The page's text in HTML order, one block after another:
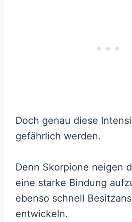
Doch genau diese
gefährlich werden.
Denn Skorpione neigen
eine starke Bindung
ebenso schnell
entwickeln.